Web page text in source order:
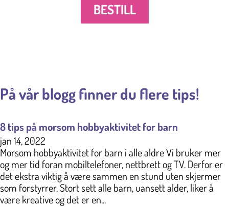
BESTILL
På vår blogg finner du flere tips!
8 tips på morsom hobbyaktivitet for barn
jan 14, 2022
Morsom hobbyaktivitet for barn i alle aldre Vi bruker mer
og mer tid foran mobiltelefoner, nettbrett og TV. Derfor er
det ekstra viktig å være sammen en stund uten skjermer
som forstyrrer. Stort sett alle barn, uansett alder, liker å
være kreative og det er en...